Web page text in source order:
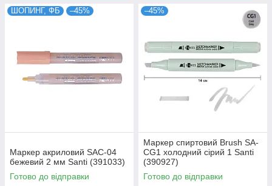
ШОПИНГ, ФБ –45%
Маркер акриловий SAC-04
бежевий 2 мм Santi (391033)
Готово до відправки
–45%
Маркер спиртовий Brush SA-
CG1 холодний сірий 1 Santi
(390927)
Готово до відправки